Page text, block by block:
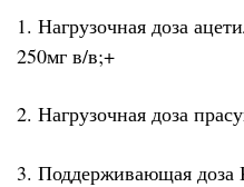
1. Нагрузочная доза
250мг в/в;+
2. Нагрузочная доза
3. Поддерживающая доза